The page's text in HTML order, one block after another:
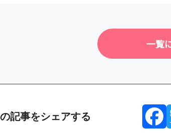
一覧
記事をシェアする